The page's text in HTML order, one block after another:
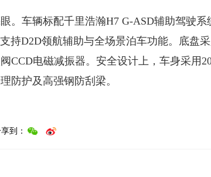
车辆标配千里浩瀚H7 G-ASD辅助驾驶系
持D2D领航辅助与全场景泊车功能。底盘
CCD电磁减振器。安全设计上，车身采用
防护及高强钢防刮梁。
到：